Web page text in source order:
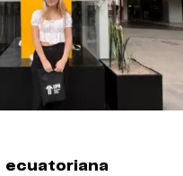
ecuatoriana